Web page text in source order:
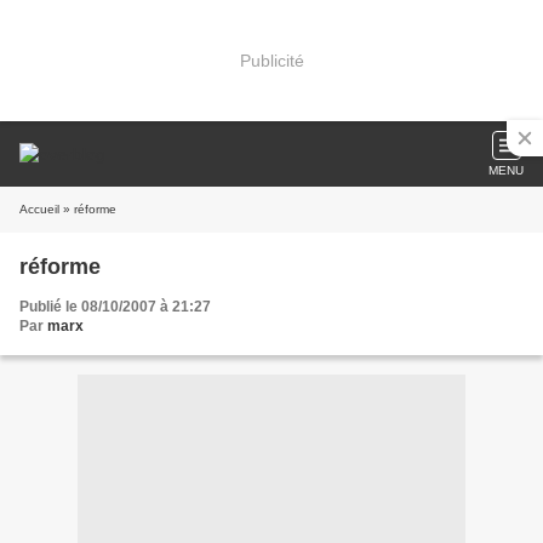
Publicité
MENU
Accueil » réforme
réforme
Publié le 08/10/2007 à 21:27
Par marx